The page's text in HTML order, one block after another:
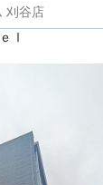
刈谷店
Ⅰ